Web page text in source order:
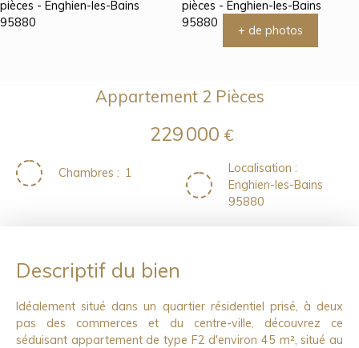
+ de photos
Appartement 2 Pièces
229 000 €
Chambres : 1 Localisation :
Enghien-les-Bains
95880
Descriptif du bien
Idéalement situé dans un quartier résidentiel prisé, à deux
pas des commerces et du centre-ville, découvrez ce
séduisant appartement de type F2 d'environ 45 m², situé au